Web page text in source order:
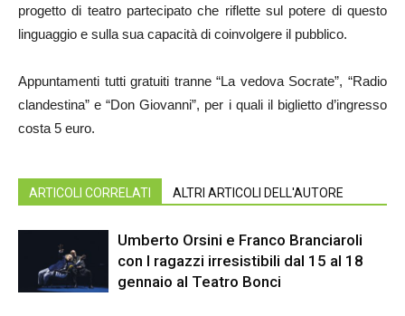
progetto di teatro partecipato che riflette sul potere di questo
linguaggio e sulla sua capacità di coinvolgere il pubblico.
Appuntamenti tutti gratuiti tranne “La vedova Socrate”, “Radio
clandestina” e “Don Giovanni”, per i quali il biglietto d’ingresso
costa 5 euro.
ARTICOLI CORRELATI ALTRI ARTICOLI DELL'AUTORE
Umberto Orsini e Franco Branciaroli
con I ragazzi irresistibili dal 15 al 18
gennaio al Teatro Bonci